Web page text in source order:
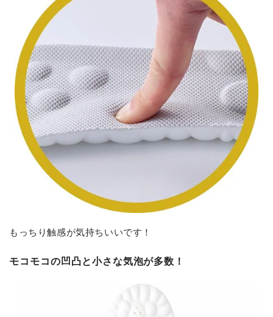
もっちり触感が気持ちいいです！
モコモコの凹凸と小さな気泡が多数！